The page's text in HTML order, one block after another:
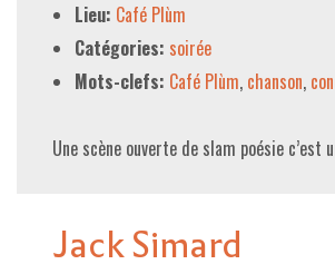
Lieu: Café Plùm
Catégories: soirée
Mots-clefs: Café Plùm, chanson,
Une scène ouverte de slam poésie
Jack Simard